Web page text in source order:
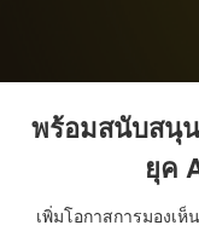
พร้อมสนับสนุ
ยุค
เพิ่มโอกาสการมองเ